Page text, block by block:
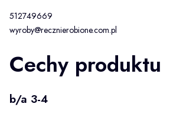
512749669
wyroby@recznierobione.com.pl
Cechy produktu
b/a 3-4